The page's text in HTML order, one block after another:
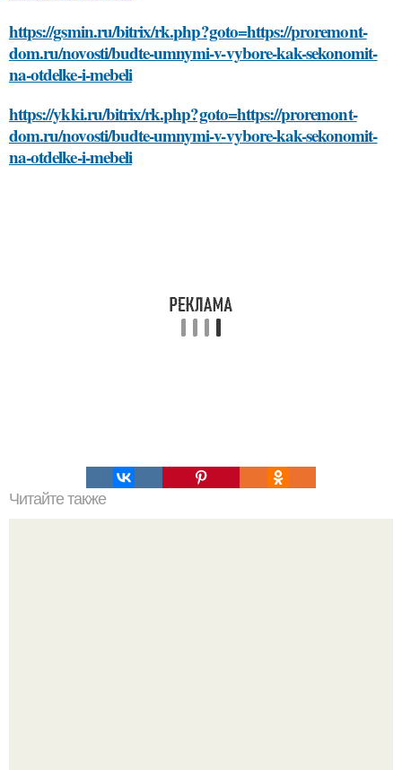
https://gsmin.ru/bitrix/rk.php?goto=https://proremont-
dom.ru/novosti/budte-umnymi-v-vybore-kak-sekonomit-
na-otdelke-i-mebeli
https://ykki.ru/bitrix/rk.php?goto=https://proremont-
dom.ru/novosti/budte-umnymi-v-vybore-kak-sekonomit-
na-otdelke-i-mebeli
Читайте также